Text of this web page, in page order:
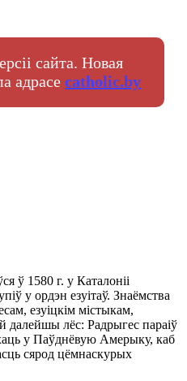
сайта. Новая
адрасе catholic.by
ў 1580 г. у Каталоніі
у ордэн езуітаў. Знаёмства
езуіцкім містыкам,
далейшы лёс: Радрыгес параіў
у Паўднёвую Амерыку, каб
сярод цёмнаскурых